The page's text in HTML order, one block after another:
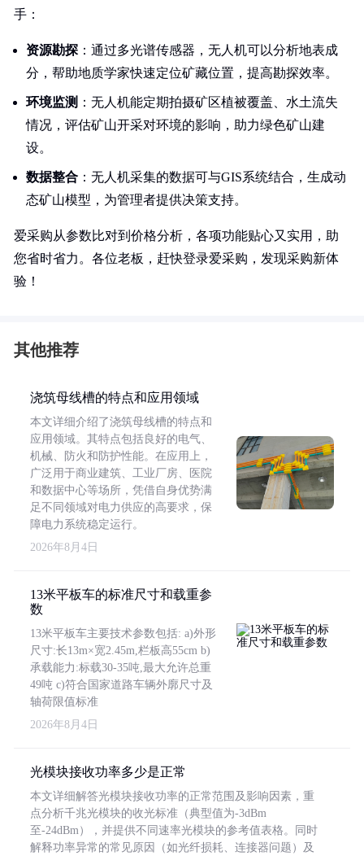
手：
资源勘探 ：通过多光谱传感器，无人机可以分析地表成
分，帮助地质学家快速定位矿藏位置，提高勘探效率。
环境监测 ：无人机能定期拍摄矿区植被覆盖、水土流失
情况，评估矿山开采对环境的影响，助力绿色矿山建
设。
数据整合 ：无人机采集的数据可与GIS系统结合，生成动
态矿山模型，为管理者提供决策支持。
爱采购从参数比对到价格分析，各项功能贴心又实用，助
您省时省力。各位老板，赶快登录爱采购，发现采购新体
验！
其他推荐
浇筑母线槽的特点和应用领域
本文详细介绍了浇筑母线槽的特点和
应用领域。其特点包括良好的电气、
机械、防火和防护性能。在应用上，
广泛用于商业建筑、工业厂房、医院
和数据中心等场所，凭借自身优势满
足不同领域对电力供应的高要求，保
障电力系统稳定运行。
2026年8月4日
13米平板车的标准尺寸和载重参
数
13米平板车主要技术参数包括: a)外形
尺寸:长13m×宽2.45m,栏板高55cm b)
承载能力:标载30-35吨,最大允许总重
49吨 c)符合国家道路车辆外廓尺寸及
轴荷限值标准
2026年8月4日
光模块接收功率多少是正常
本文详细解答光模块接收功率的正常范围及影响因素，重
点分析千兆光模块的收光标准（典型值为-3dBm
至-24dBm），并提供不同速率光模块的参考值表格。同时
解释功率异常的常见原因（如光纤损耗、连接器问题）及